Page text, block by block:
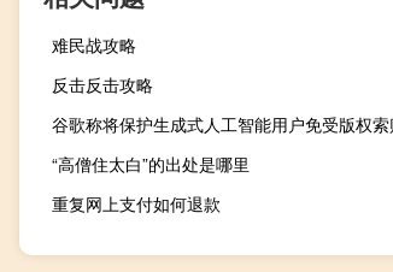
难民战攻略
反击反击攻略
谷歌称将保护生成式人工智能用户免受版权
“高僧住太白”的出处是哪里
重复网上支付如何退款